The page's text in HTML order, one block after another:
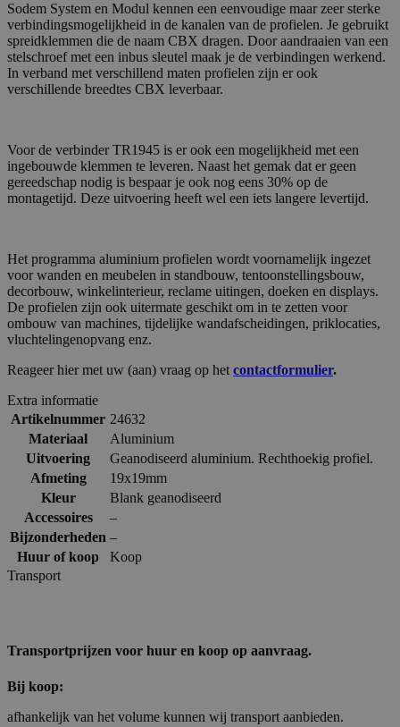
Sodem System en Modul kennen een eenvoudige maar zeer sterke
verbindingsmogelijkheid in de kanalen van de profielen. Je gebruikt
spreidklemmen die de naam CBX dragen. Door aandraaien van een
stelschroef met een inbus sleutel maak je de verbindingen werkend.
In verband met verschillend maten profielen zijn er ook
verschillende breedtes CBX leverbaar.
Voor de verbinder TR1945 is er ook een mogelijkheid met een
ingebouwde klemmen te leveren. Naast het gemak dat er geen
gereedschap nodig is bespaar je ook nog eens 30% op de
montagetijd. Deze uitvoering heeft wel een iets langere levertijd.
Het programma aluminium profielen wordt voornamelijk ingezet
voor wanden en meubelen in standbouw, tentoonstellingsbouw,
decorbouw, winkelinterieur, reclame uitingen, doeken en displays.
De profielen zijn ook uitermate geschikt om in te zetten voor
ombouw van machines, tijdelijke wandafscheidingen, priklocaties,
vluchtelingenopvang enz.
Reageer hier met uw (aan) vraag op het contactformulier.
Extra informatie
Artikelnummer 24632
Materiaal
Aluminium
Uitvoering
Geanodiseerd aluminium. Rechthoekig profiel.
Afmeting
19x19mm
Kleur
Blank geanodiseerd
Accessoires
–
Bijzonderheden –
Huur of koop
Koop
Transport
Transportprijzen voor huur en koop op aanvraag.
Bij koop:
afhankelijk van het volume kunnen wij transport aanbieden.